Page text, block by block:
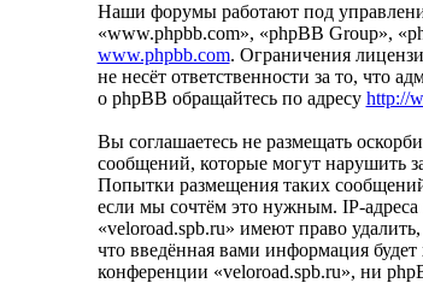
Наши форумы работают под
«www.phpbb.com», «phpBB Group»,
www.phpbb.com. Ограничения
не несёт ответственности за то, что
о phpBB обращайтесь по адресу http://
Вы соглашаетесь не размещать
сообщений, которые могут нарушить
Попытки размещения таких
если мы сочтём это нужным. IP-
«veloroad.spb.ru» имеют право
что введённая вами информация
конференции «veloroad.spb.ru», ни